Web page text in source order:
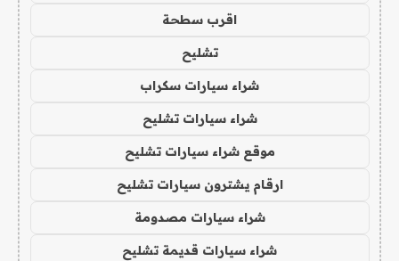
اقرب سطحة
تشليح
شراء سيارات سكراب
شراء سيارات تشليح
موقع شراء سيارات تشليح
ارقام يشترون سيارات تشليح
شراء سيارات مصدومة
شراء سيارات قديمة تشليح